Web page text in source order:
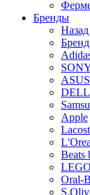
Бренды
Назад
ASUS
DELL
Apple
Beats
LEGO
Oral-B